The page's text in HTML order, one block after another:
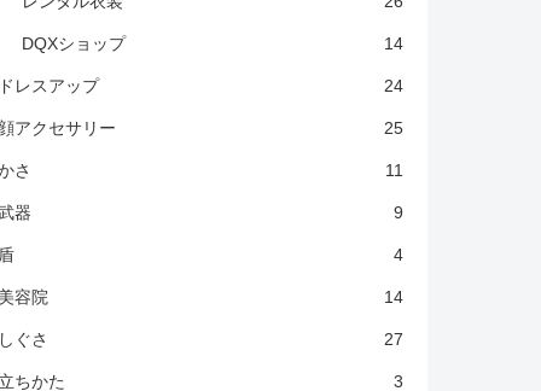
DQXショップ 14
レスアップ 24
アクセサリー 25
さ 11
器 9
4
容院 14
ぐさ 27
ちかた 3